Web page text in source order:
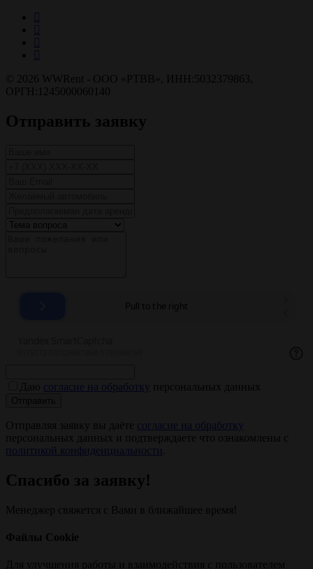
© 2026 WWRent - ОOO «РТВВ», ИНН:5032379863,
ОРГН:1245000060140
Отправить заявку
Даю согласие на обработку персональных данных
Отправляя заявку вы даёте согласие на обработку
персональных данных и подтверждаете что ознакомлены с
политикой конфиденциальности
Спасибо за заявку!
Менеджер свяжется с Вами в ближайшее время!
Файлы Cookie
Для улучшения работы и взаимодействия с пользователем